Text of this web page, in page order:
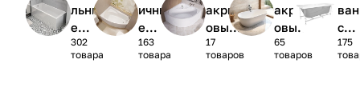
льны
е
акри
ловы
302
товара
ичны
е
акри
ловы
163
товара
акрил
овые
ванны
1/4
17
товаров
акрил
овые
ванны
65
товаров
с
сом
175